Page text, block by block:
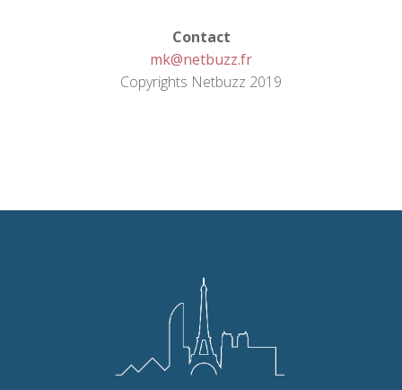
Contact
mk@netbuzz.fr
Copyrights Netbuzz 2019